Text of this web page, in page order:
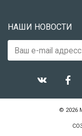
НАШИ НОВОСТИ
© 2026